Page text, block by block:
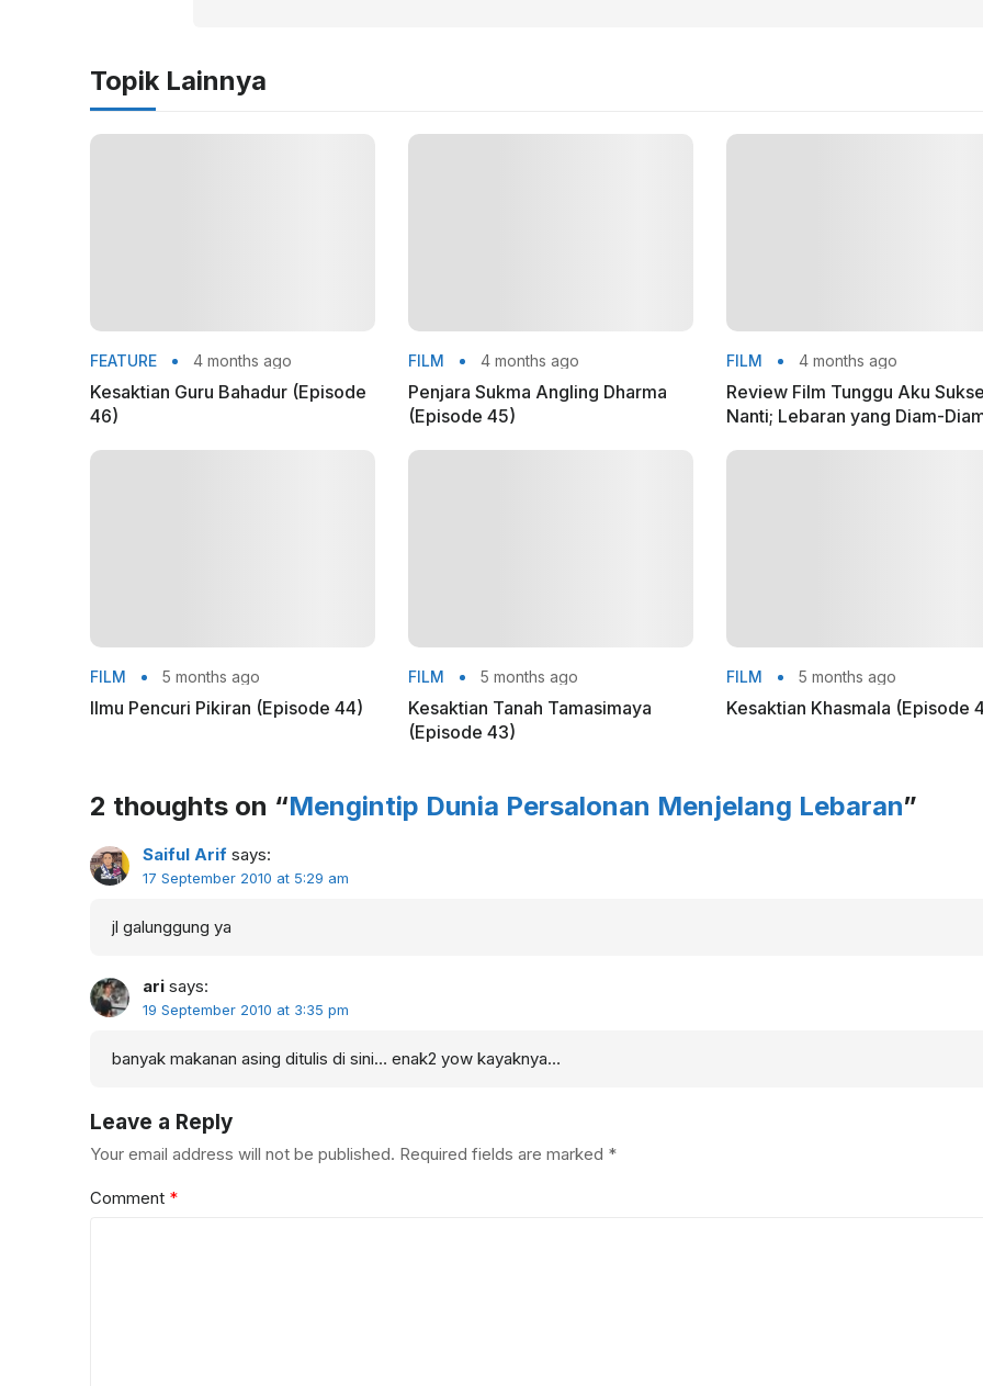
Topik Lainnya
FEATURE 4 months ago
Kesaktian Guru Bahadur (Episode
46)
FILM 4 months ago
Penjara Sukma Angling Dharma
(Episode 45)
FILM 4 months ago
Review Film Tunggu Aku
Nanti; Lebaran yang Diam-
FILM 5 months ago
Ilmu Pencuri Pikiran (Episode 44)
FILM 5 months ago
Kesaktian Tanah Tamasimaya
(Episode 43)
FILM 5 months ago
Kesaktian Khasmala (Episode
2 thoughts on “Mengintip Dunia Persalonan Menjelang Lebaran”
Saiful Arif says:
17 September 2010 at 5:29 am
jl galunggung ya
ari says:
19 September 2010 at 3:35 pm
banyak makanan asing ditulis di sini… enak2 yow kayaknya…
Leave a Reply
Your email address will not be published. Required fields are marked *
Comment *